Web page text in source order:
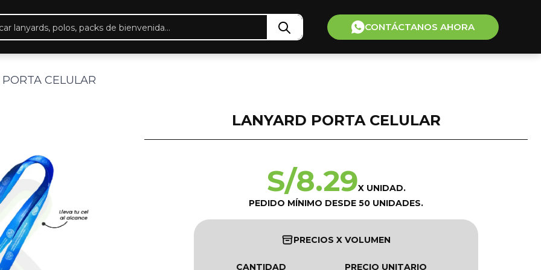
CONTÁCTANOS AHORA
CELULAR
LANYARD PORTA CELULAR
S/8.29X UNIDAD.
PEDIDO MÍNIMO DESDE 50 UNIDADES.
PRECIOS X VOLUMEN
CANTIDAD
PRECIO UNITARIO